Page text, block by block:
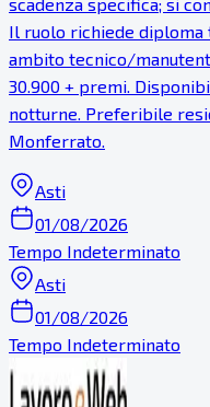
Il ruolo richiede diploma
ambito tecnico/
30.900 + premi.
notturne. Preferibile
Monferrato.
Asti
01/08/2026
Tempo Indeterminato
Asti
01/08/2026
Tempo Indeterminato